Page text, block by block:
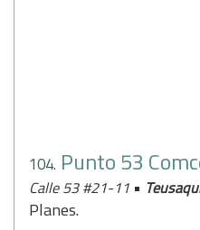
104. Punto 53
Calle 53 #21-11 •
Planes.